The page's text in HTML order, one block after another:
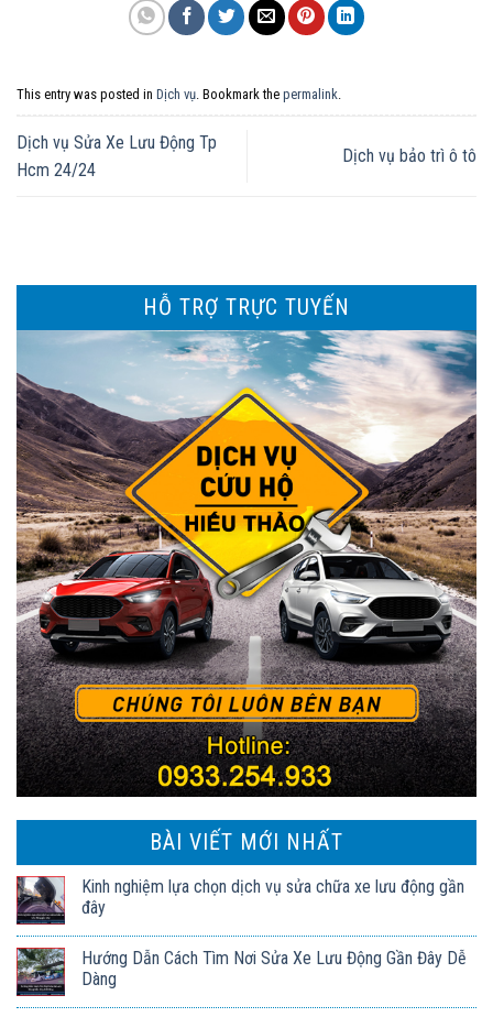
This entry was posted in Dịch vụ . Bookmark the permalink
Dịch vụ Sửa Xe Lưu Động Tp
Hcm 24/24
Dịch vụ bảo trì ô tô
HỖ TRỢ TRỰC TUYẾN
BÀI VIẾT MỚI NHẤT
Kinh nghiệm lựa chọn dịch vụ sửa chữa xe lưu động gần
đây
Hướng Dẫn Cách Tìm Nơi Sửa Xe Lưu Động Gần Đây Dễ
Dàng